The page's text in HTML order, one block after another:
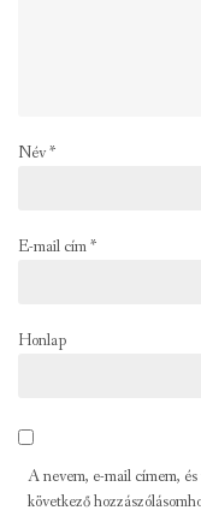
Név*
E-mail cím*
Honlap
A nevem, e-mail címem,
következő